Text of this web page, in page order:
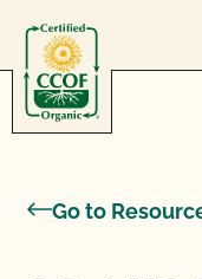
Go to